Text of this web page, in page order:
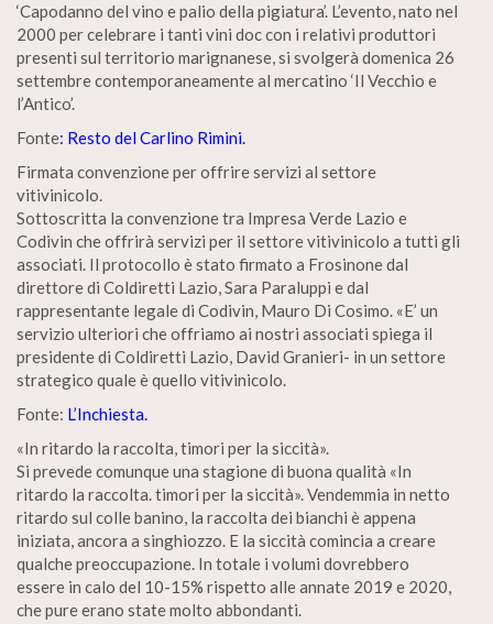
‘Capodanno del vino e palio della pigiatura’. L’evento, nato nel
2000 per celebrare i tanti vini doc con i relativi produttori
presenti sul territorio marignanese, si svolgerà domenica 26
settembre contemporaneamente al mercatino ‘Il Vecchio e
l’Antico’.
Fonte: Resto del Carlino Rimini.
Firmata convenzione per offrire servizi al settore
vitivinicolo.
Sottoscritta la convenzione tra Impresa Verde Lazio e
Codivin che offrirà servizi per il settore vitivinicolo a tutti gli
associati. Il protocollo è stato firmato a Frosinone dal
direttore di Coldiretti Lazio, Sara Paraluppi e dal
rappresentante legale di Codivin, Mauro Di Cosimo. «E’ un
servizio ulteriori che offriamo ai nostri associati spiega il
presidente di Coldiretti Lazio, David Granieri- in un settore
strategico quale è quello vitivinicolo.
Fonte: L’Inchiesta.
«In ritardo la raccolta, timori per la siccità».
Si prevede comunque una stagione di buona qualità «In
ritardo la raccolta. timori per la siccità». Vendemmia in netto
ritardo sul colle banino, la raccolta dei bianchi è appena
iniziata, ancora a singhiozzo. E la siccità comincia a creare
qualche preoccupazione. In totale i volumi dovrebbero
essere in calo del 10-15% rispetto alle annate 2019 e 2020,
che pure erano state molto abbondanti.